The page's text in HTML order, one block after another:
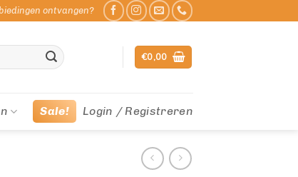
ontvangen?
€0,00
Sale! Login / Registreren